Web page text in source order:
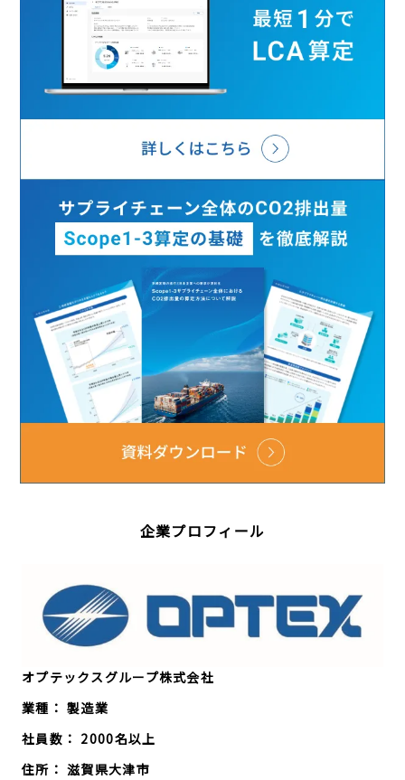
企業プロフィール
オプテックスグループ株式会社
業種： 製造業
社員数： 2000名以上
住所： 滋賀県大津市